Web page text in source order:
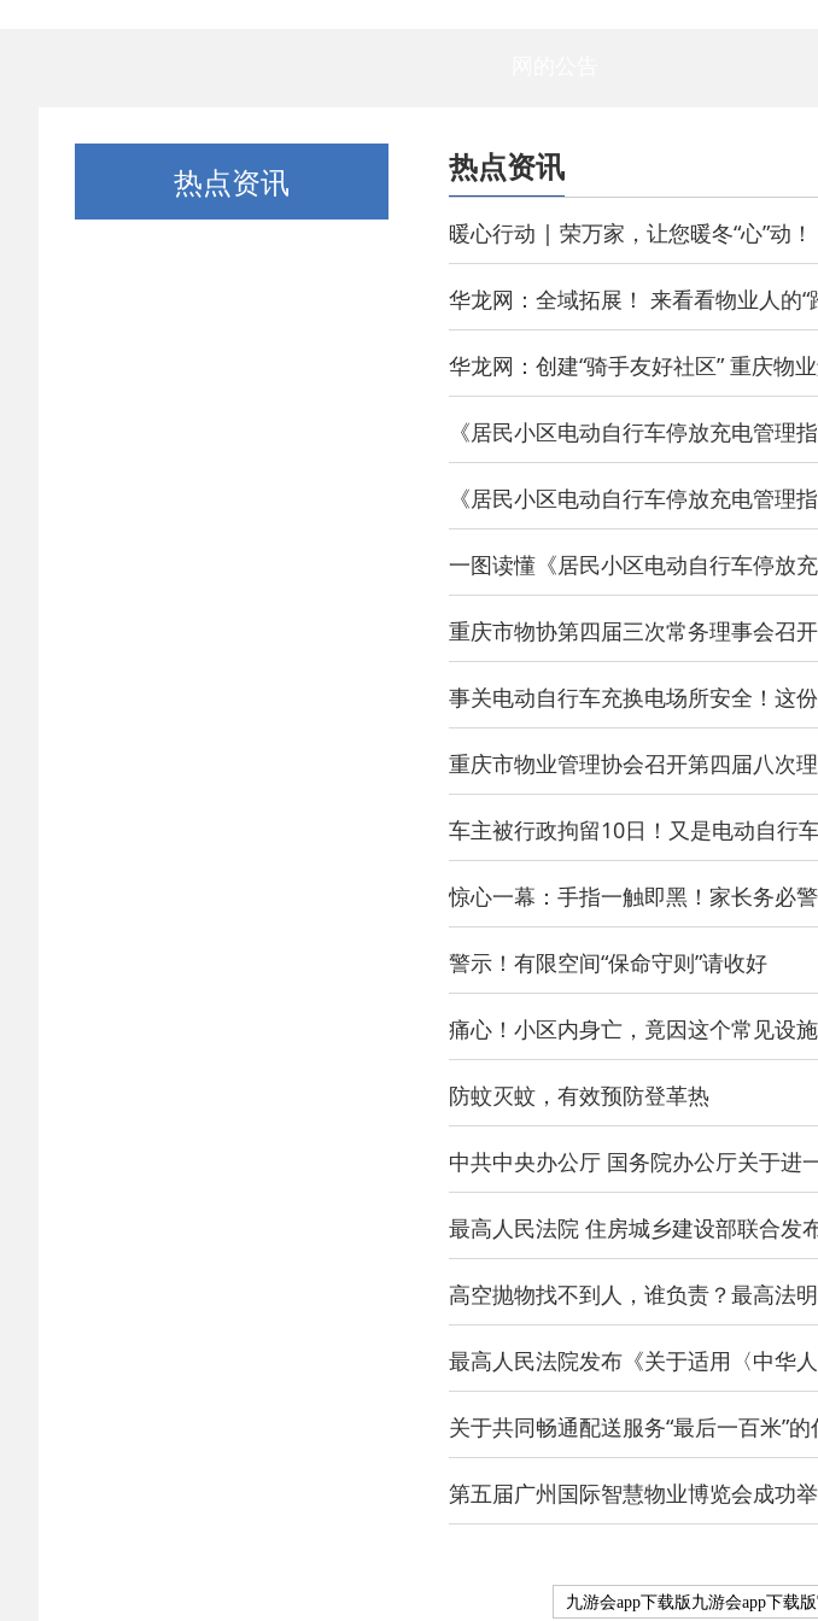
热点资讯 热点资讯
暖心行动 | 荣万家，让您暖冬“心”动！
华龙网：全域拓展！ 来看看物业人的“
华龙网：创建“骑手友好社区” 重庆物
《居民小区电动自行车停放充电管理
《居民小区电动自行车停放充电管理
一图读懂《居民小区电动自行车停放充
重庆市物协第四届三次常务理事会召开
事关电动自行车充换电场所安全！这
重庆市物业管理协会召开第四届八次
车主被行政拘留10日！又是电动自行
惊心一幕：手指一触即黑！家长务必
警示！有限空间“保命守则”请收好
痛心！小区内身亡，竟因这个常见设
防蚊灭蚊，有效预防登革热
中共中央办公厅 国务院办公厅关于进
最高人民法院 住房城乡建设部联合发
高空抛物找不到人，谁负责？最高法
关于共同畅通配送服务“最后一百米”的
第五届广州国际智慧物业博览会成功
九游会app下载版九游会app下载